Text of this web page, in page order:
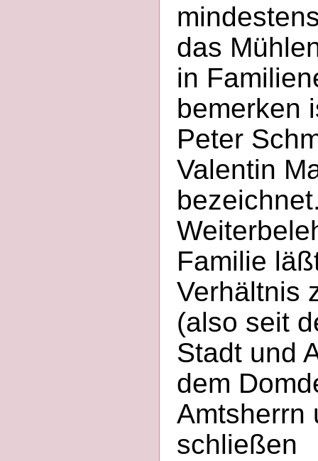
das
in
bemerken
Peter
Valentin
Familie
Verhältnis
(also seit
Stadt und
dem
Amtsherrn
schließen